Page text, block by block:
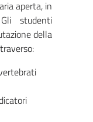
aperta, in
studenti
della